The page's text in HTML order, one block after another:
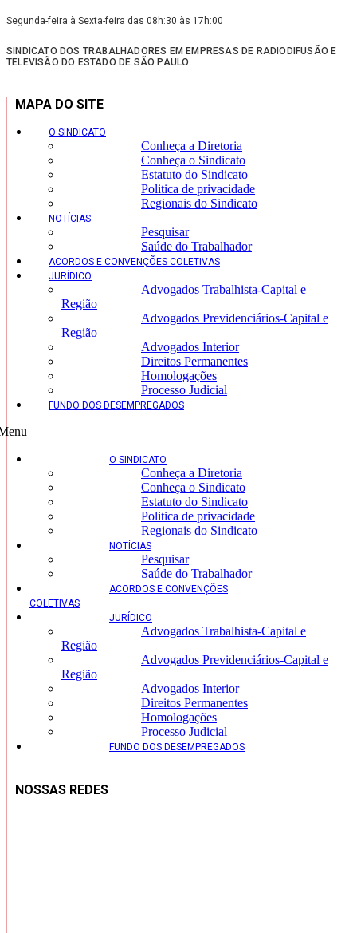
Segunda-feira à Sexta-feira das 08h:30 às 17h:00
SINDICATO DOS TRABALHADORES EM EMPRESAS DE RADIODIFUSÃO E
TELEVISÃO DO ESTADO DE SÃO PAULO
MAPA DO SITE
O SINDICATO
Conheça a Diretoria
Conheça o Sindicato
Estatuto do Sindicato
Politica de privacidade
Regionais do Sindicato
NOTÍCIAS
Pesquisar
Saúde do Trabalhador
ACORDOS E CONVENÇÕES COLETIVAS
JURÍDICO
Advogados Trabalhista-Capital e
Região
Advogados Previdenciários-Capital e
Região
Advogados Interior
Direitos Permanentes
Homologações
Processo Judicial
FUNDO DOS DESEMPREGADOS
O SINDICATO
Conheça a Diretoria
Conheça o Sindicato
Estatuto do Sindicato
Politica de privacidade
Regionais do Sindicato
NOTÍCIAS
Pesquisar
Saúde do Trabalhador
ACORDOS E CONVENÇÕES
COLETIVAS
JURÍDICO
Advogados Trabalhista-Capital e
Região
Advogados Previdenciários-Capital e
Região
Advogados Interior
Direitos Permanentes
Homologações
Processo Judicial
FUNDO DOS DESEMPREGADOS
NOSSAS REDES